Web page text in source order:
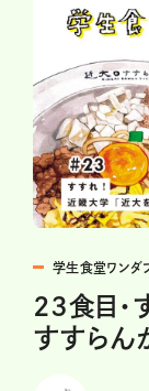
学生食堂ワンダ
23食目・
すすらんか